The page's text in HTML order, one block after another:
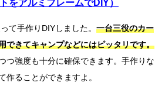
をアルミフレームでDIY）
て手作りDIYしました。 一台三役のカー
できてキャンプなどにはピッタリです。
つ強度も十分に確保できます。手作りな
作ることができますよ。